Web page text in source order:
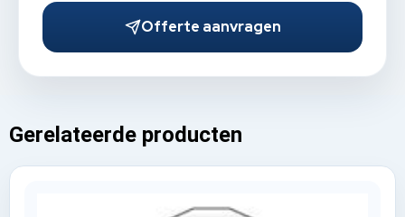
Offerte aanvragen
Gerelateerde producten